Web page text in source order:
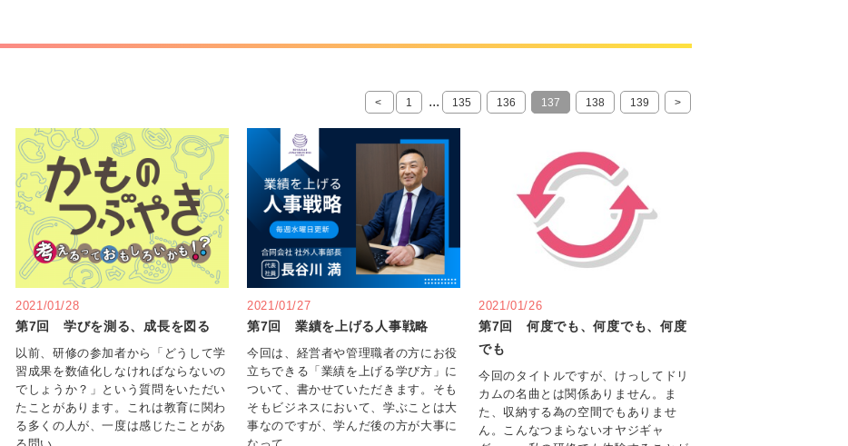
< 1 ... 135 136 137 138 139 >
2021/01/28
第7回 学びを測る、成長を図る
以前、研修の参加者から「どうして学
習成果を数値化しなければならないの
でしょうか？」という質問をいただい
たことがあります。これは教育に関わ
る多くの人が、一度は感じたことがあ
2021/01/27
第7回 業績を上げる人事戦略
今回は、経営者や管理職者の方にお役
立ちできる「業績を上げる学び方」に
ついて、書かせていただきます。そも
そもビジネスにおいて、学ぶことは大
事なのですが、学んだ後の方が大事に
2021/01/26
第7回 何度でも、何度でも、何度
でも
今回のタイトルですが、けっしてドリ
カムの名曲とは関係ありません。ま
た、収納する為の空間でもありませ
ん。こんなつまらないオヤジギャ